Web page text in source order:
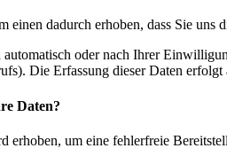
einen dadurch erhoben, dass Sie
oder nach Ihrer
Die Erfassung dieser Daten erfolgt
Daten?
erhoben, um eine fehlerfreie